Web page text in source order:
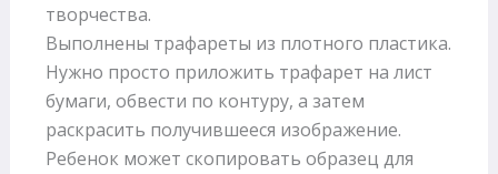
творчества.
Выполнены трафареты из плотного пластика.
Нужно просто приложить трафарет на лист
бумаги, обвести по контуру, а затем
раскрасить получившееся изображение.
Ребенок может скопировать образец для